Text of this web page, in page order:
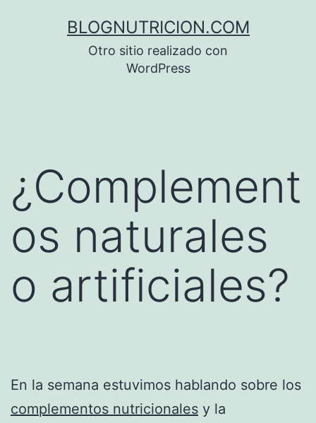
BLOGNUTRICION.COM
Otro sitio realizado con
WordPress
¿Complement
os naturales
o artificiales?
En la semana estuvimos hablando sobre los
complementos nutricionales y la